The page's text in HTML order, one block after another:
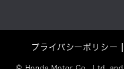
プライバシーポリシー
Honda Motor Co., Ltd.